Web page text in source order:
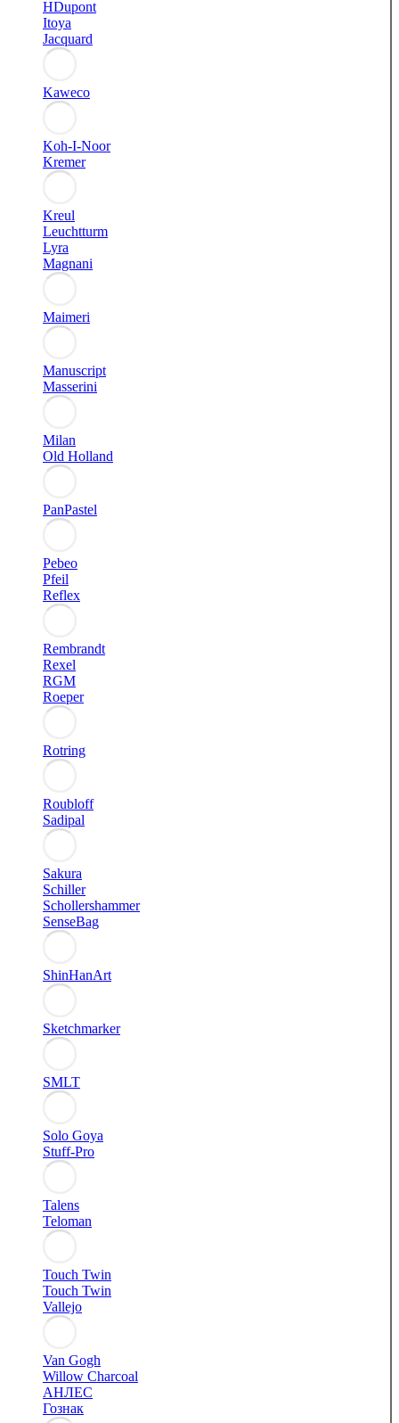
HDupont
Itoya
Jacquard
Kaweco
Koh-I-Noor
Kremer
Kreul
Leuchtturm
Lyra
Magnani
Maimeri
Manuscript
Masserini
Milan
Old Holland
PanPastel
Pebeo
Pfeil
Reflex
Rembrandt
Rexel
RGM
Roeper
Rotring
Roubloff
Sadipal
Sakura
Schiller
Schollershammer
SenseBag
ShinHanArt
Sketchmarker
SMLT
Solo Goya
Stuff-Pro
Talens
Teloman
Touch Twin
Touch Twin
Vallejo
Van Gogh
Willow Charcoal
АНЛЕС
Гознак